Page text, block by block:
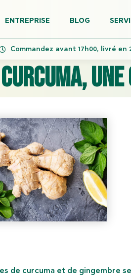
ENTREPRISE BLOG
Commandez avant 17h00, livré en
de curcuma et de gingembre